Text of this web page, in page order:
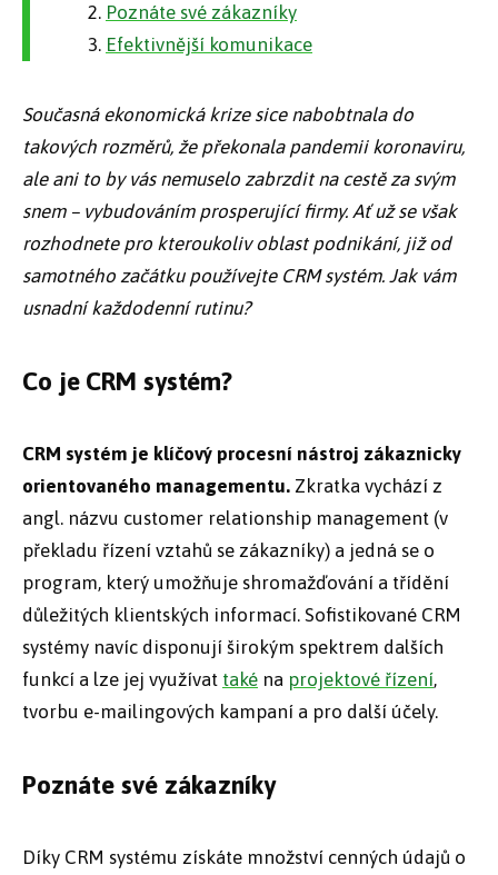
Poznáte své zákazníky
Efektivnější komunikace
Současná ekonomická krize sice nabobtnala do
takových rozměrů, že překonala pandemii koronaviru,
ale ani to by vás nemuselo zabrzdit na cestě za svým
snem – vybudováním prosperující firmy. Ať už se však
rozhodnete pro kteroukoliv oblast podnikání, již od
samotného začátku používejte CRM systém. Jak vám
usnadní každodenní rutinu?
Co je CRM systém?
CRM systém je klíčový procesní nástroj zákaznicky
orientovaného managementu. Zkratka vychází z
angl. názvu customer relationship management (v
překladu řízení vztahů se zákazníky) a jedná se o
program, který umožňuje shromažďování a třídění
důležitých klientských informací. Sofistikované CRM
systémy navíc disponují širokým spektrem dalších
funkcí a lze jej využívat také na projektové řízení,
tvorbu e-mailingových kampaní a pro další účely.
Poznáte své zákazníky
Díky CRM systému získáte množství cenných údajů o